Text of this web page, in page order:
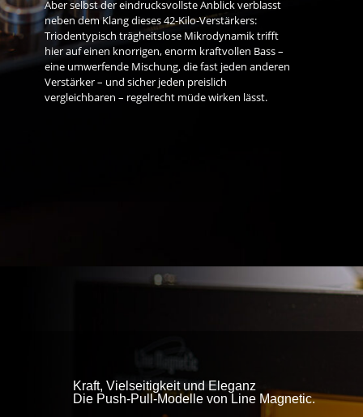
Aber selbst der eindrucksvollste Anblick verblasst
neben dem Klang dieses 42-Kilo-Verstärkers:
Triodentypisch trägheitslose Mikrodynamik trifft
hier auf einen knorrigen, enorm kraftvollen Bass –
eine umwerfende Mischung, die fast jeden anderen
Verstärker – und sicher jeden preislich
vergleichbaren – regelrecht müde wirken lässt.
Kraft, Vielseitigkeit und Eleganz
Die Push-Pull-Modelle von Line Magnetic.